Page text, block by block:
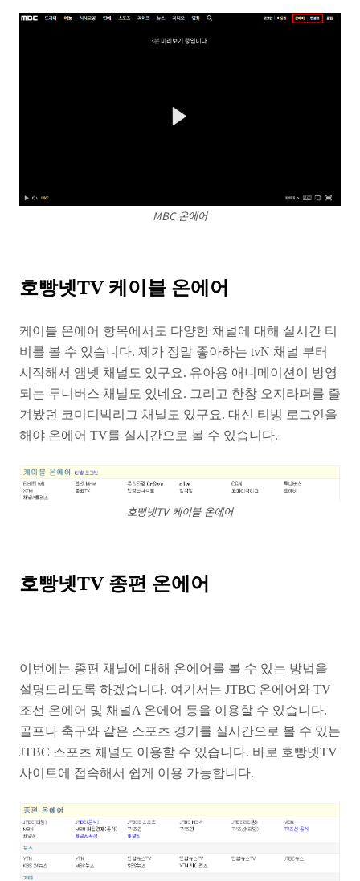
MBC 온에어
호빵넷TV 케이블 온에어
케이블 온에어 항목에서도 다양한 채널에 대해 실시간 티
비를 볼 수 있습니다. 제가 정말 좋아하는 tvN 채널 부터
시작해서 앰넷 채널도 있구요. 유아용 애니메이션이 방영
되는 투니버스 채널도 있네요. 그리고 한창 오지라퍼를 즐
겨봤던 코미디빅리그 채널도 있구요. 대신 티빙 로그인을
해야 온에어 TV를 실시간으로 볼 수 있습니다.
호빵넷TV 케이블 온에어
호빵넷TV 종편 온에어
이번에는 종편 채널에 대해 온에어를 볼 수 있는 방법을
설명드리도록 하겠습니다. 여기서는 JTBC 온에어와 TV
조선 온에어 및 채널A 온에어 등을 이용할 수 있습니다.
골프나 축구와 같은 스포츠 경기를 실시간으로 볼 수 있는
JTBC 스포츠 채널도 이용할 수 있습니다. 바로 호빵넷TV
사이트에 접속해서 쉽게 이용 가능합니다.